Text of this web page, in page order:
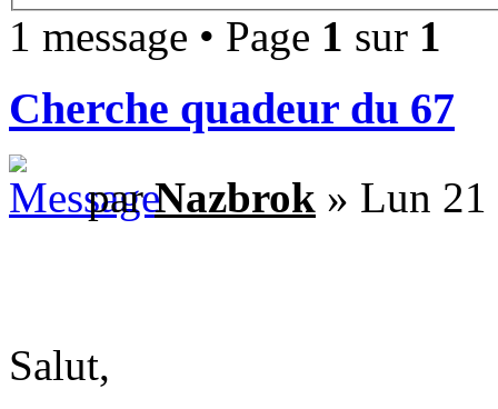
1 message • Page 1 sur 1
Cherche quadeur du 67
parNazbrok » Lun 21
Salut,